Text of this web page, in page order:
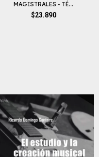
MAGISTRALES - TÉ...
$23.890